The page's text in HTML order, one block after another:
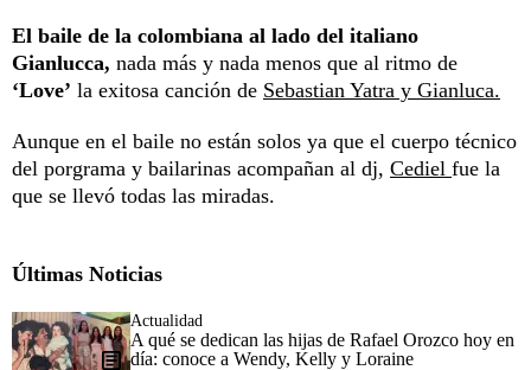
El baile de la colombiana al lado del italiano
Gianlucca, nada más y nada menos que al ritmo de
‘Love’ la exitosa canción de Sebastian Yatra y Gianluca.
Aunque en el baile no están solos ya que el cuerpo técnico
del porgrama y bailarinas acompañan al dj, Cediel fue la
que se llevó todas las miradas.
Últimas Noticias
Actualidad
A qué se dedican las hijas de Rafael Orozco hoy en
día: conoce a Wendy, Kelly y Loraine